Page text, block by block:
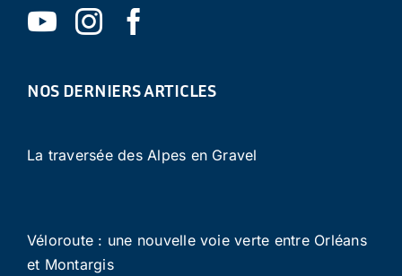
NOS DERNIERS ARTICLES
La traversée des Alpes en Gravel
Véloroute : une nouvelle voie verte entre Orléans
et Montargis